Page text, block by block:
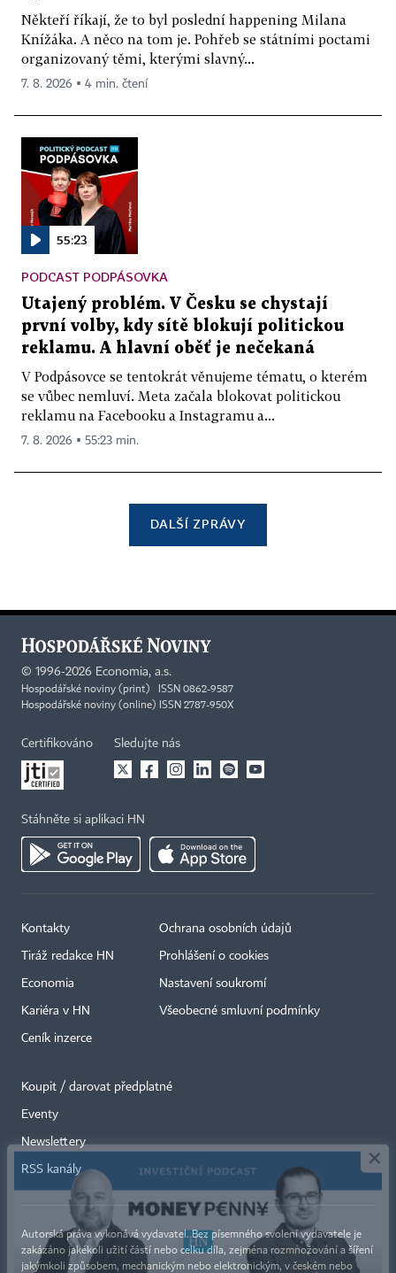
Někteří říkají, že to byl poslední happening Milana
Knížáka. A něco na tom je. Pohřeb se státními poctami
organizovaný těmi, kterými slavný...
7. 8. 2026 ▪ 4 min. čtení
55:23
PODCAST PODPÁSOVKA
Utajený problém. V Česku se chystají
první volby, kdy sítě blokují politickou
reklamu. A hlavní oběť je nečekaná
V Podpásovce se tentokrát věnujeme tématu, o kterém
se vůbec nemluví. Meta začala blokovat politickou
reklamu na Facebooku a Instagramu a...
7. 8. 2026 ▪ 55:23 min.
DALŠÍ ZPRÁVY
© 1996-2026 Economia, a.s.
Hospodářské noviny (print) ISSN 0862-9587
Hospodářské noviny (online) ISSN 2787-950X
Certifikováno Sledujte nás
Stáhněte si aplikaci HN
Kontakty
Tiráž redakce HN
Economia
Kariéra v HN
Ceník inzerce
Ochrana osobních údajů
Prohlášení o cookies
Nastavení soukromí
Všeobecné smluvní podmínky
Koupit / darovat předplatné
Eventy
Newslettery
RSS kanály
Autorská práva vykonává vydavatel. Bez písemného svolení vydavatele je
zakázáno jakékoli užití částí nebo celku díla, zejména rozmnožování a šíření
jakýmkoli způsobem, mechanickým nebo elektronickým, v českém nebo